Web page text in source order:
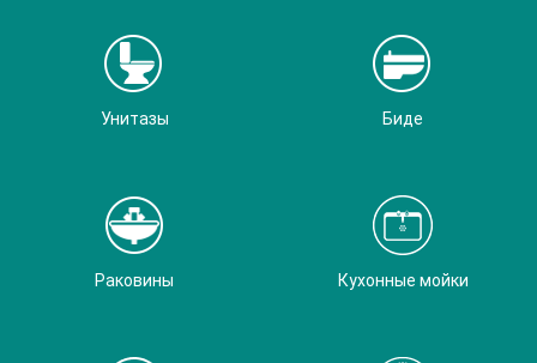
Унитазы Биде
Раковины Кухонные мойки